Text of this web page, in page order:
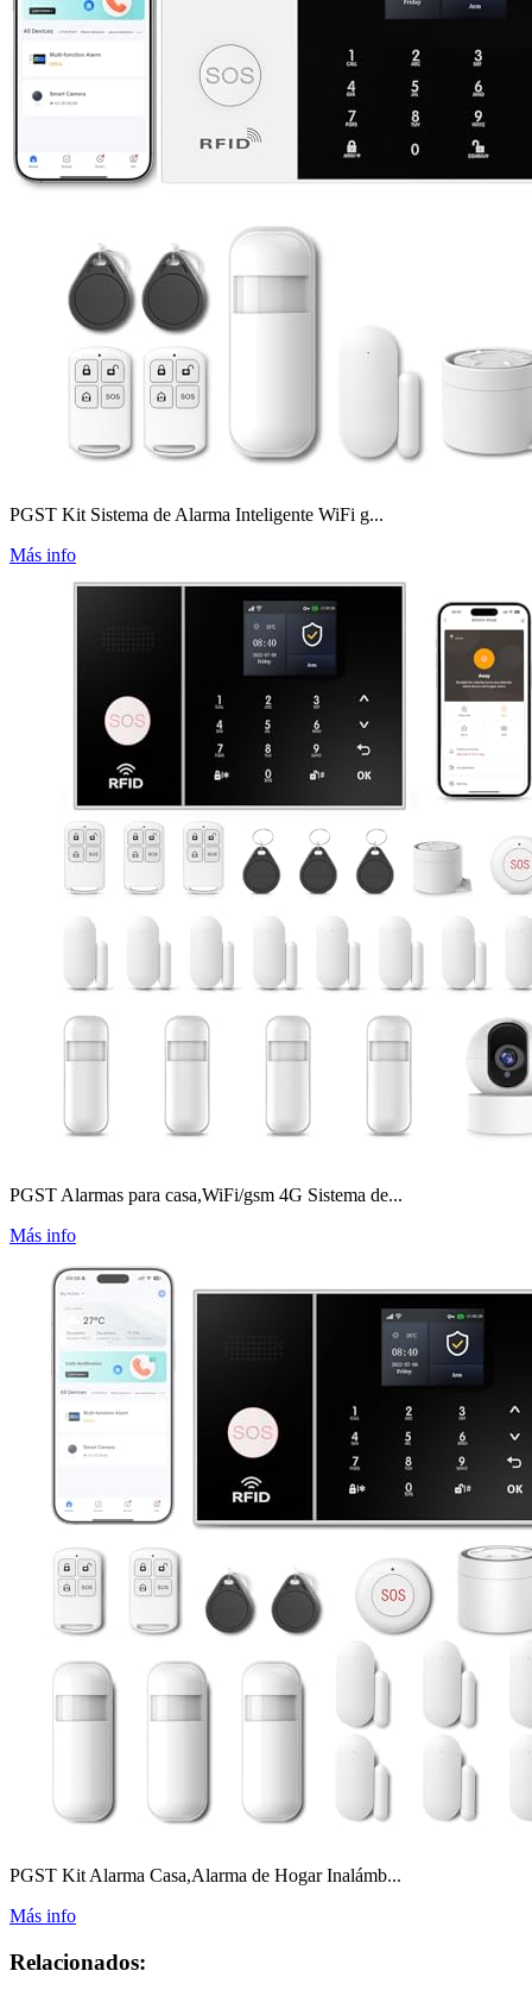
PGST Kit Sistema de Alarma Inteligente WiFi g...
Más info
PGST Alarmas para casa,WiFi/gsm 4G Sistema de...
Más info
PGST Kit Alarma Casa,Alarma de Hogar Inalámb...
Más info
Relacionados: